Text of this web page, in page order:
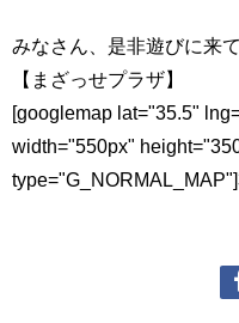
みなさん、是非遊びに来て
【まざっせプラザ】
[googlemap lat="35.5"
width="550px"